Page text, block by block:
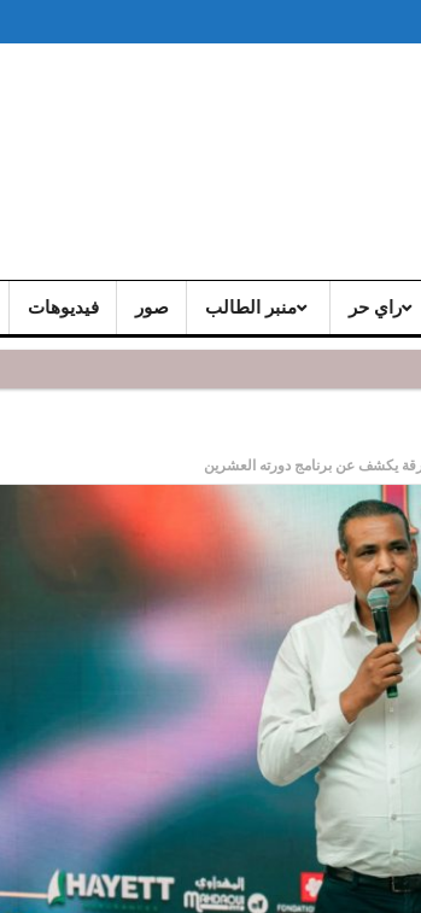
راي حر منبر الطالب صور فيديوهات
يكشف عن برنامج دورته العشرين